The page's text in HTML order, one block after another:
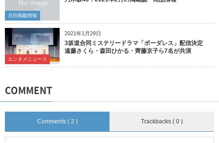
月別掲載情報
2021年1月29日
エンタメニュース
3坂道合同ミステリードラマ「ボーダレス」配信決定
遠藤さくら・森田ひかる・齊藤京子ら7名が共演
COMMENT
Comments ( 2 ) Trackbacks ( 0 )